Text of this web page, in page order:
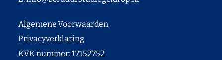
Algemene Voorwaarden
Privacyverklaring
KVK nummer: 17152752